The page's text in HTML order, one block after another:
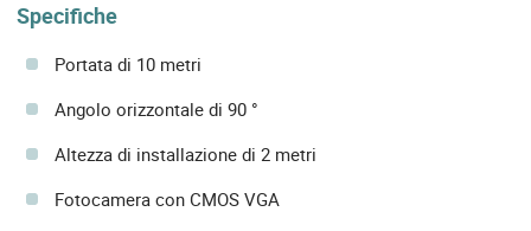
Specifiche
Portata di 10 metri
Angolo orizzontale di 90 °
Altezza di installazione di 2 metri
Fotocamera con CMOS VGA